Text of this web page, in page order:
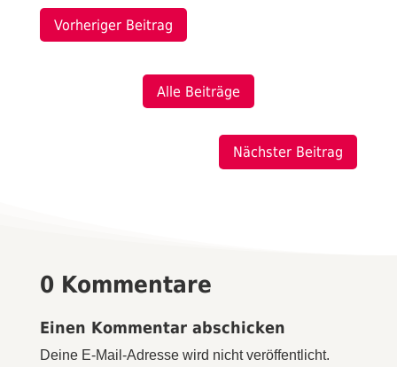
Vorheriger Beitrag
Alle Beiträge
Nächster Beitrag
0 Kommentare
Einen Kommentar abschicken
Deine E-Mail-Adresse wird nicht veröffentlicht.